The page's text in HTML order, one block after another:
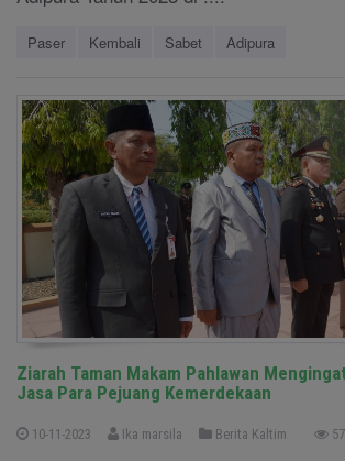
Paser Kembali Sabet Adipura
Ziarah Taman Makam Pahlawan
Jasa Para Pejuang Kemerdekaan
10-11-2023 Ika marsila Berita Kaltim